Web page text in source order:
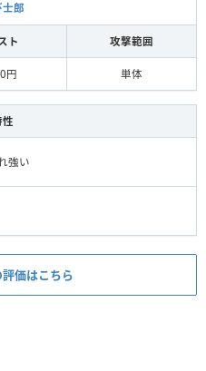
士郎
ト 攻撃範囲
円 単体
性
強い
価はこちら